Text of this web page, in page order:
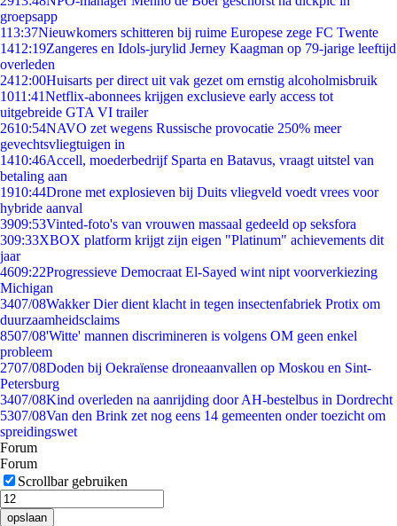
groepsapp
113:37Nieuwkomers schitteren bij ruime Europese zege FC Twente
1412:19Zangeres en Idols-jurylid Jerney Kaagman op 79-jarige leeftijd
overleden
2412:00Huisarts per direct uit vak gezet om ernstig alcoholmisbruik
1011:41Netflix-abonnees krijgen exclusieve early access tot
uitgebreide GTA VI trailer
2610:54NAVO zet wegens Russische provocatie 250% meer
gevechtsvliegtuigen in
1410:46Accell, moederbedrijf Sparta en Batavus, vraagt uitstel van
betaling aan
1910:44Drone met explosieven bij Duits vliegveld voedt vrees voor
hybride aanval
3909:53Vinted-foto's van vrouwen massaal gedeeld op seksfora
309:33XBOX platform krijgt zijn eigen "Platinum" achievements dit
jaar
4609:22Progressieve Democraat El-Sayed wint nipt voorverkiezing
Michigan
3407/08Wakker Dier dient klacht in tegen insectenfabriek Protix om
duurzaamheidsclaims
8507/08'Witte' mannen discrimineren is volgens OM geen enkel
probleem
2707/08Doden bij Oekraïense droneaanvallen op Moskou en Sint-
Petersburg
3407/08Kind overleden na aanrijding door AH-bestelbus in Dordrecht
5307/08Van den Brink zet nog eens 14 gemeenten onder toezicht om
spreidingswet
Forum
Forum
Scrollbar gebruiken
opslaan